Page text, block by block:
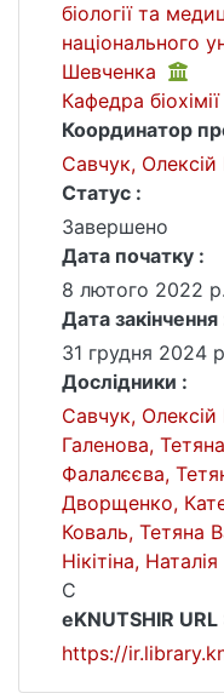
біології та
національного
Шевченка
Кафедра біохімії
Координатор
Савчук,
Статус :
Завершено
Дата початку :
8 лютого 2022 р.
Дата закінчення
31 грудня 2024
Дослідники :
Савчук,
Галенова, Тетяна
Фалалєєва,
Дворщенко,
Коваль, Тетяна
Нікітіна,
С
eKNUTSHIR URL
https://